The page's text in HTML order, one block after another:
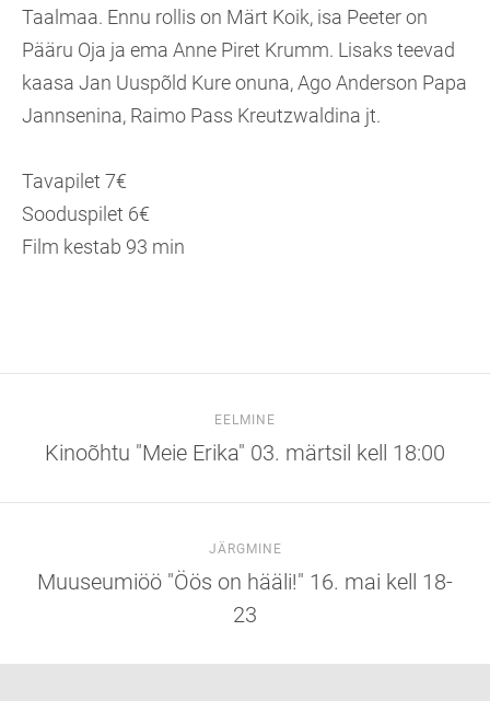
Taalmaa. Ennu rollis on Märt Koik, isa Peeter on
Pääru Oja ja ema Anne Piret Krumm. Lisaks teevad
kaasa Jan Uuspõld Kure onuna, Ago Anderson Papa
Jannsenina, Raimo Pass Kreutzwaldina jt.
Tavapilet 7€
Sooduspilet 6€
Film kestab 93 min
EELMINE
Kinoõhtu "Meie Erika" 03. märtsil kell 18:00
JÄRGMINE
Muuseumiöö "Öös on hääli!" 16. mai kell 18-
23